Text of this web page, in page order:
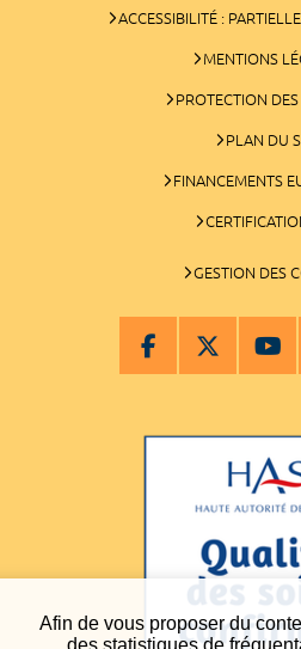
Afin de vous proposer du
des statistiques de
ACCESSIBILITÉ :
MENTIONS
PROTECTION
PLAN DU
FINANCEMENTS
GESTION DES